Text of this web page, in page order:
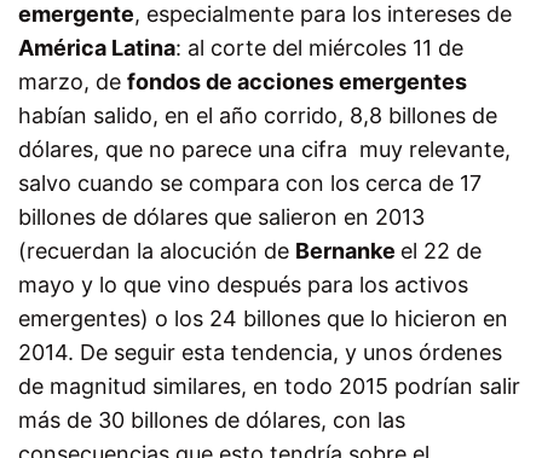
emergente, especialmente para los intereses de
América Latina: al corte del miércoles 11 de
marzo, de fondos de acciones emergentes
habían salido, en el año corrido, 8,8 billones de
dólares, que no parece una cifra muy relevante,
salvo cuando se compara con los cerca de 17
billones de dólares que salieron en 2013
(recuerdan la alocución de Bernanke el 22 de
mayo y lo que vino después para los activos
emergentes) o los 24 billones que lo hicieron en
2014. De seguir esta tendencia, y unos órdenes
de magnitud similares, en todo 2015 podrían salir
más de 30 billones de dólares, con las